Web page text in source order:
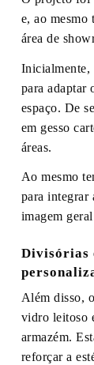
e, ao mesmo
área de
Inicialmente,
para adaptar
espaço. De
em gesso
áreas.
Ao mesmo
para integrar
imagem
Divisórias
Além disso,
vidro leitoso
armazém.
reforçar a